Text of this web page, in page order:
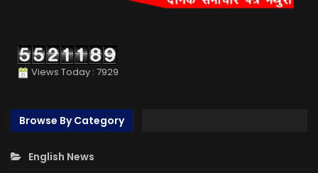
Views Today : 7929
Browse By Category
English News